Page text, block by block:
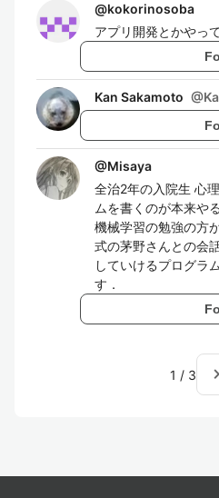
@kokorinosoba
アプリ開発とかやっ
Kan Sakamoto @
@Misaya
全治2年の入院生 心
ムを書くのが本来や
機械学習の勉強の方
式の茅野さんとの会
していけるプログラ
す．
1 / 3 navigate_next